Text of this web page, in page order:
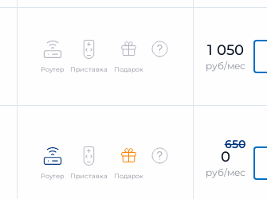
Роутер Приставка Подарок
1 050
руб/мес
Роутер Приставка Подарок
650
0
руб/мес